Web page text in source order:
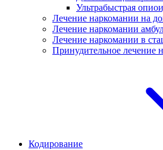
Ультрабыстрая
Лечение наркомании на
Лечение наркомании
Лечение наркомании в
Принудительное лечение
Кодирование